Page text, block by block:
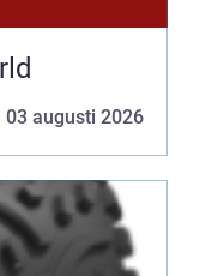
03 augusti 2026